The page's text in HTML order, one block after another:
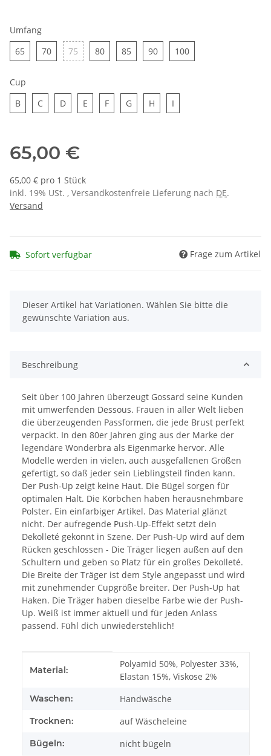
Umfang
65
7070 75 75 8080 85 9090 100100
Cup
BB CC DD E FF GG H I
65,00 €
65,00 € pro 1 Stück
inkl. 19% USt. , Versandkostenfreie Lieferung nach DE.
Versand
Sofort verfügbar Frage zum Artikel
x
Dieser Artikel hat Variationen. Wählen Sie bitte die
gewünschte Variation aus.
Beschreibung
Seit über 100 Jahren überzeugt Gossard seine Kunden
mit umwerfenden Dessous. Frauen in aller Welt lieben
die überzeugenden Passformen, die jede Brust perfekt
verpackt. In den 80er Jahren ging aus der Marke der
legendäre Wonderbra als Eigenmarke hervor. Alle
Modelle werden in vielen, auch ausgefallenen Größen
gefertigt, so daß jeder sein Lieblingsteil finden kann.
Der Push-Up zeigt keine Haut. Die Bügel sorgen für
optimalen Halt. Die Körbchen haben herausnehmbare
Polster. Ein einfarbiger Artikel. Das Material glänzt
nicht. Der aufregende Push-Up-Effekt setzt dein
Dekolleté gekonnt in Szene. Der Push-Up wird auf dem
Rücken geschlossen - Die Träger liegen außen auf den
Schultern und geben so Platz für ein großes Dekolleté.
Die Breite der Träger ist dem Style angepasst und wird
mit zunehmender Cupgröße breiter. Der Push-Up hat
Haken. Die Träger haben dieselbe Farbe wie der Push-
Up. Weiß ist immer aktuell und für jeden Anlass
passend. Fühl dich unwiederstehlich!
Material:
Polyamid 50%, Polyester 33%,
Elastan 15%, Viskose 2%
Waschen: Handwäsche
Trocknen: auf Wäscheleine
Bügeln: nicht bügeln